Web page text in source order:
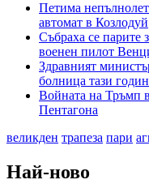
Петима
автомат в Козлодуй
Събраха се парите
военен пилот
Здравният
болница тази
Войната на Тръмп
Пентагона
великден трапеза пари
Най-ново